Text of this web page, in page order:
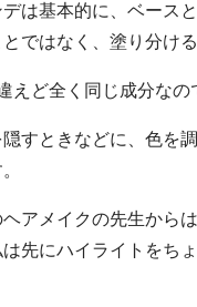
は基本的に、ベース
ではなく、塗り分け
えど全く同じ成分なの
すときなどに、色を
アメイクの先生から
先にハイライトをち